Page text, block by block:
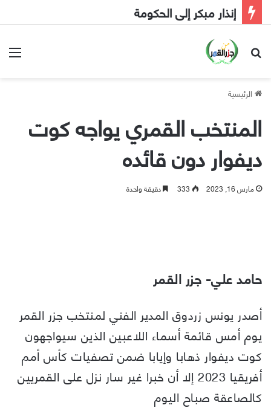
إنذار مبكر إلى الحكومة
بحث عن
الرئيسية
المنتخب القمري يواجه كوت
ديفوار دون قائده
مارس 16, 2023 333 دقيقة واحدة
حامد علي- جزر القمر
أصدر يونس زردوق المدير الفني لمنتخب جزر القمر
يوم أمس قائمة أسماء اللاعبين الذين سيواجهون
كوت ديفوار ذهابا وإيابا ضمن تصفيات كأس أمم
أفريقيا 2023 إلا أن خبرا غير سار نزل على القمريين
كالصاعقة صباح اليوم